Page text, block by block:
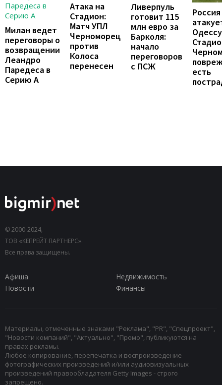
Милан ведет
переговоры о
возвращении
Леандро
Паредеса в
Серию А
Атака на
Стадион:
Матч УПЛ
Черноморец
против
Колоса
перенесен
Ливерпуль
готовит 115
млн евро за
Барколя:
начало
переговоров
с ПСЖ
Россия
есть
© 2000-2024,
ТОВ «КЕПРЕЙТ ПАРТНЕРС».
Все права защищены.
Афиша
Недвижимость
Новости
Финансы
Материалы, отмеченные знаками "Реклама", "PR", "Спецпроект",
"Новости компаний", "Актуально", "Промо", публикуются на
правах рекламы.
Любое копирование, перепечатка и воспроизведение
фотографических произведений и/или аудиовизуальных
произведений правообладателя Getty Images - строго
запрещено.